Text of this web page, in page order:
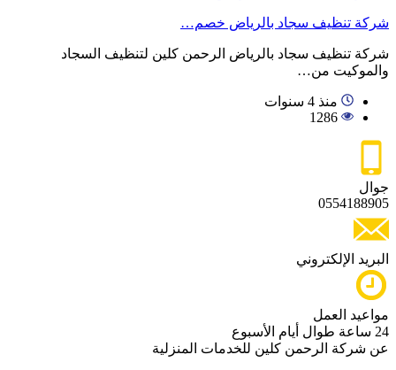
شركة تنظيف سجاد بالرياض خصم…
شركة تنظيف سجاد بالرياض الرحمن كلين لتنظيف السجاد
والموكيت من…
منذ 4 سنوات
1286
جوال
0554188905
البريد الإلكتروني
مواعيد العمل
24 ساعة طوال أيام الأسبوع
عن شركة الرحمن كلين للخدمات المنزلية